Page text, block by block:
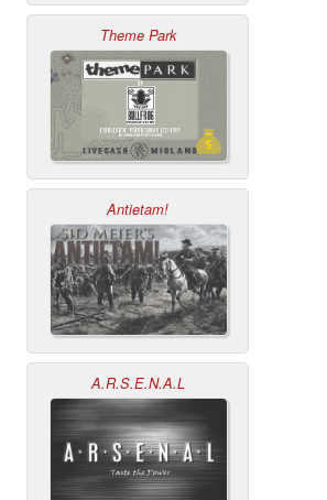
Theme Park
Antietam!
A.R.S.E.N.A.L